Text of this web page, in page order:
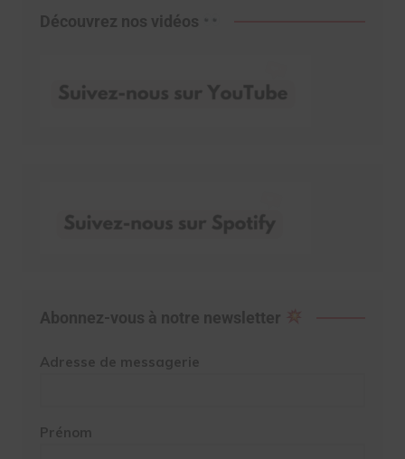
Découvrez nos vidéos
Abonnez-vous à notre newsletter
Adresse de messagerie
Prénom